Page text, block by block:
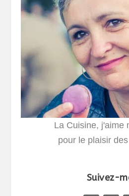
La Cuisine, j'aime
pour le plaisir
Suivez-